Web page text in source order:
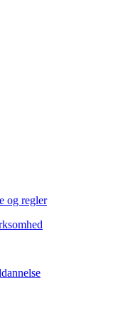
og regler